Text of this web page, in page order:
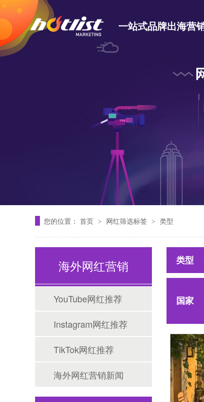
一站式品牌出海营
您的位置： 首页 > 网红筛选标签 > 类型
类型
国家
海外网红营销
YouTube网红推荐
Instagram网红推荐
TikTok网红推荐
海外网红营销新闻
Tiktok海外营销
海外网红营销